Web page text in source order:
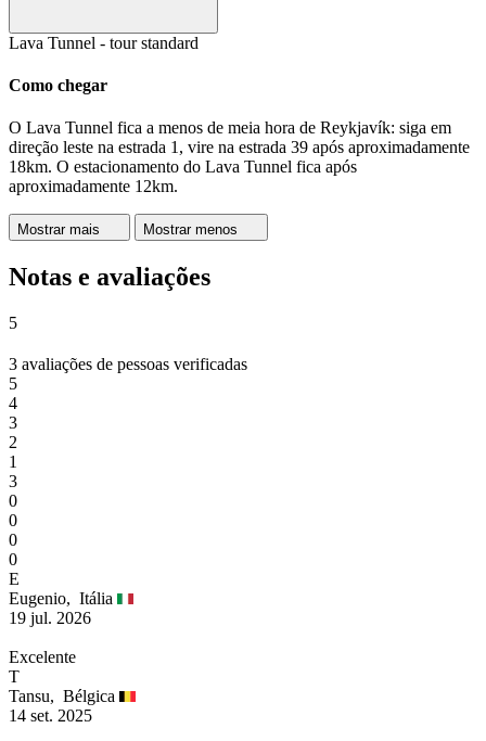
Lava Tunnel - tour standard
Como chegar
O Lava Tunnel fica a menos de meia hora de Reykjavík: siga em
direção leste na estrada 1, vire na estrada 39 após aproximadamente
18km. O estacionamento do Lava Tunnel fica após
aproximadamente 12km.
Mostrar mais Mostrar menos
Notas e avaliações
5
3 avaliações de pessoas verificadas
5
4
3
2
1
3
0
0
0
0
E
Eugenio, Itália
19 jul. 2026
Excelente
T
Tansu, Bélgica
14 set. 2025